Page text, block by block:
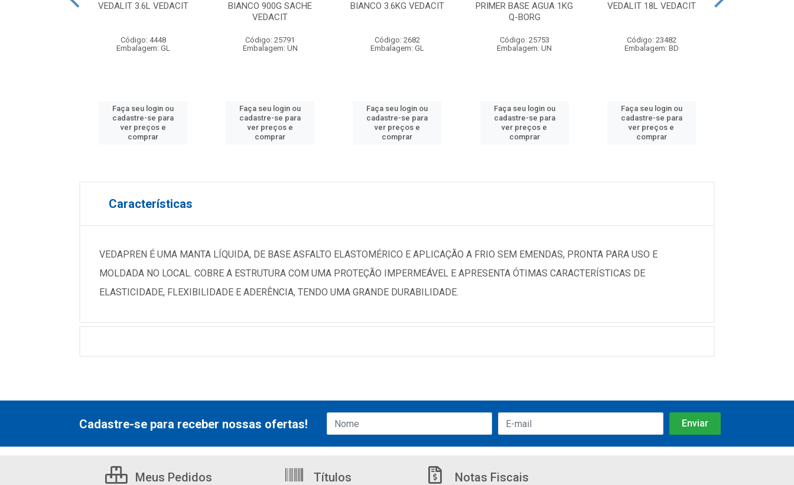
VEDALIT 3.6L VEDACIT
Código: 4448
Embalagem: GL
Faça seu login ou
cadastre-se para
ver preços e
comprar
BIANCO 900G SACHE
VEDACIT
Código: 25791
Embalagem: UN
Faça seu login ou
cadastre-se para
ver preços e
comprar
BIANCO 3.6KG VEDACIT
Código: 2682
Embalagem: GL
Faça seu login ou
cadastre-se para
ver preços e
comprar
PRIMER BASE AGUA 1KG
Q-BORG
Código: 25753
Embalagem: UN
Faça seu login ou
cadastre-se para
ver preços e
comprar
VEDALIT 18L VEDACIT
Código: 23482
Embalagem: BD
Faça seu login ou
cadastre-se para
ver preços e
comprar
Características
VEDAPREN É UMA MANTA LÍQUIDA, DE BASE ASFALTO ELASTOMÉRICO E APLICAÇÃO A FRIO SEM EMENDAS, PRONTA PARA USO E
MOLDADA NO LOCAL. COBRE A ESTRUTURA COM UMA PROTEÇÃO IMPERMEÁVEL E APRESENTA ÓTIMAS CARACTERÍSTICAS DE
ELASTICIDADE, FLEXIBILIDADE E ADERÊNCIA, TENDO UMA GRANDE DURABILIDADE.
Cadastre-se para receber nossas ofertas!
Meus Pedidos Títulos Notas Fiscais